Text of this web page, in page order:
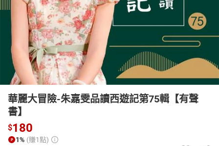
日本購物 電子/紙本書
HOT
華麗大冒險-朱嘉雯品讀西遊記第75輯【有聲
書】
$180
1% (賺1點)